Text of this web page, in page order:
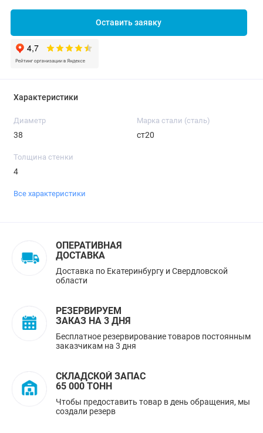
Оставить заявку
Характеристики
Диаметр
38
Марка стали (сталь)
ст20
Толщина стенки
4
Все характеристики
ОПЕРАТИВНАЯ
ДОСТАВКА
Доставка по Екатеринбургу и Свердловской
области
РЕЗЕРВИРУЕМ
ЗАКАЗ НА 3 ДНЯ
Бесплатное резервирование товаров постоянным
заказчикам на 3 дня
СКЛАДСКОЙ ЗАПАС
65 000 ТОНН
Чтобы предоставить товар в день обращения, мы
создали резерв